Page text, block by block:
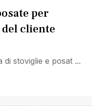
per
cliente
di stoviglie e posat ...